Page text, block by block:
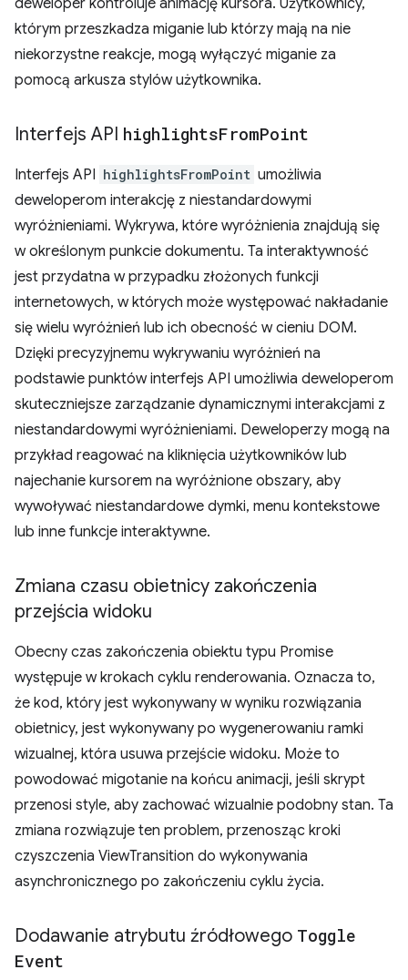
deweloper kontroluje animację kursora. Użytkownicy,
którym przeszkadza miganie lub którzy mają na nie
niekorzystne reakcje, mogą wyłączyć miganie za
pomocą arkusza stylów użytkownika.
Interfejs API highlightsFromPoint
Interfejs API highlightsFromPoint umożliwia
deweloperom interakcję z niestandardowymi
wyróżnieniami. Wykrywa, które wyróżnienia znajdują się
w określonym punkcie dokumentu. Ta interaktywność
jest przydatna w przypadku złożonych funkcji
internetowych, w których może występować nakładanie
się wielu wyróżnień lub ich obecność w cieniu DOM.
Dzięki precyzyjnemu wykrywaniu wyróżnień na
podstawie punktów interfejs API umożliwia deweloperom
skuteczniejsze zarządzanie dynamicznymi interakcjami z
niestandardowymi wyróżnieniami. Deweloperzy mogą na
przykład reagować na kliknięcia użytkowników lub
najechanie kursorem na wyróżnione obszary, aby
wywoływać niestandardowe dymki, menu kontekstowe
lub inne funkcje interaktywne.
Zmiana czasu obietnicy zakończenia
przejścia widoku
Obecny czas zakończenia obiektu typu Promise
występuje w krokach cyklu renderowania. Oznacza to,
że kod, który jest wykonywany w wyniku rozwiązania
obietnicy, jest wykonywany po wygenerowaniu ramki
wizualnej, która usuwa przejście widoku. Może to
powodować migotanie na końcu animacji, jeśli skrypt
przenosi style, aby zachować wizualnie podobny stan. Ta
zmiana rozwiązuje ten problem, przenosząc kroki
czyszczenia ViewTransition do wykonywania
asynchronicznego po zakończeniu cyklu życia.
Dodawanie atrybutu źródłowego Toggle
Event